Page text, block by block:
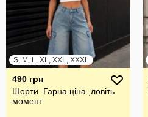
S, M, L, XL, XXL, XXXL
490 грн
Шорти .Гарна ціна ,ловіть
момент